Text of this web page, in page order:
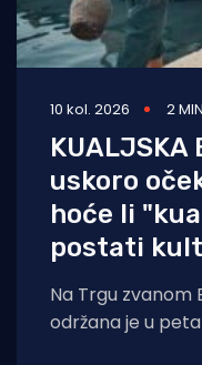
10 kol. 2026 2
KUALJSKA
uskoro
hoće li
postati
Na Trgu zvanom
održana je u